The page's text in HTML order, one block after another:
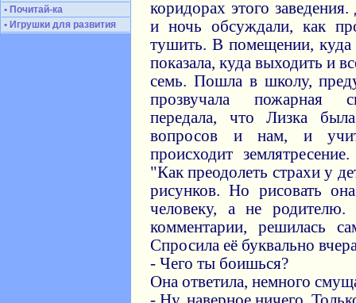
• Почитай-ка
• Игрушки для развития
коридорах этого
и ночь обсуждали, как
тушить. В помещении, куда
показала, куда выходить и
семь. Пошла в школу,
прозвучала пожарная
передала, что Лизка
вопросов и нам, и
происходит
"Как преодолеть страхи у
рисунков. Но рисовать
человеку, а не
комментарии, решилась
Спросила её буквально
- Чего ты боишься?
Она ответила, немного